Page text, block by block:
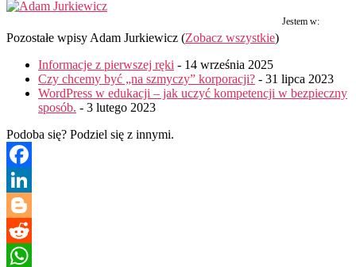
Jestem w:
Pozostałe wpisy Adam Jurkiewicz (Zobacz wszystkie)
Informacje z pierwszej ręki - 14 września 2025
Czy chcemy być „na szmyczy” korporacji? - 31 lipca 2023
WordPress w edukacji – jak uczyć kompetencji w bezpieczny
sposób. - 3 lutego 2023
Podoba się? Podziel się z innymi.
Facebook
LinkedIn
Blogger
Reddit